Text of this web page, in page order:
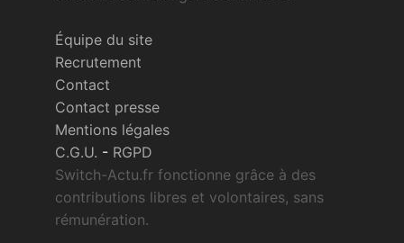
Équipe du site
Recrutement
Contact
Contact presse
Mentions légales
C.G.U. - RGPD
Switch-Actu.fr fonctionne grâce à des
contributions libres et volontaires, sans
rémunération.